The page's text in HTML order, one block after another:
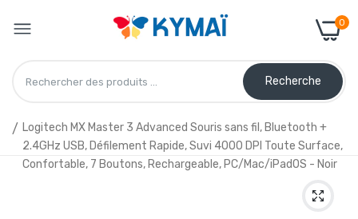
0
Recherche
Logitech MX Master 3 Advanced Souris sans fil, Bluetooth +
2.4GHz USB, Défilement Rapide, Suvi 4000 DPI Toute Surface,
Confortable, 7 Boutons, Rechargeable, PC/Mac/iPadOS - Noir